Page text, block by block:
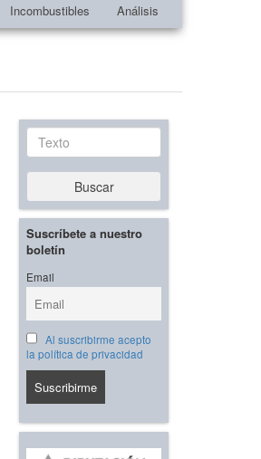
Incombustibles Análisis
Texto
Buscar
Suscríbete a nuestro
boletín
Email
Al suscribirme acepto
la política de privacidad